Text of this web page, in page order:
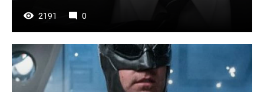
2191 0